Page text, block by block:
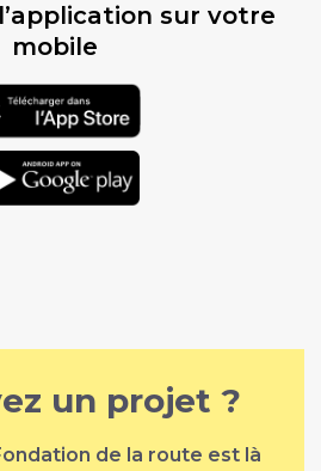
sur votre
mobile
store
google play
un projet ?
de la route est là